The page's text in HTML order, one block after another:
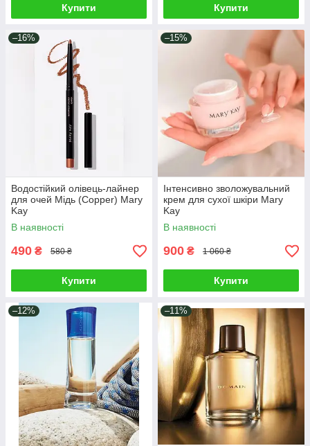
Купити Купити
–16%
Водостійкий олівець-лайнер
для очей Мідь (Copper) Mary
Kay
В наявності
490 ₴ 580 ₴
Купити
–15%
Інтенсивно зволожувальний
крем для сухої шкіри Mary
Kay
В наявності
900 ₴ 1 060 ₴
Купити
–12% –11%